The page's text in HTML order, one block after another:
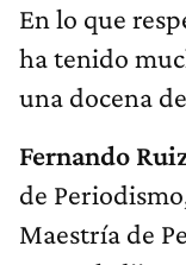
En lo que
ha tenido
una docena
Fernando
de
Maestría de